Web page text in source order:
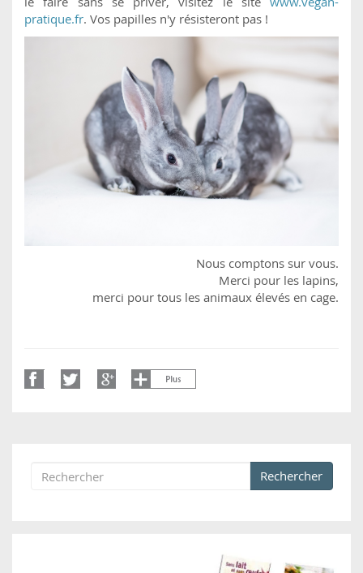
pratique.fr. Vos papilles n'y résisteront pas !
Nous comptons sur vous.
Merci pour les lapins,
merci pour tous les animaux élevés en cage.
Formulaire de recherche
Rechercher